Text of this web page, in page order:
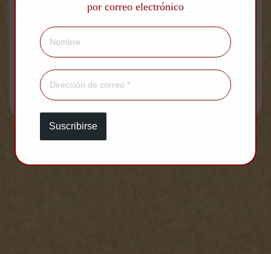
Biblioteca Digital Ciudad
Cuentos | Poemas | Minicuentos
Aforismos
|
Sobre el Arte de Narrar
por correo electrónico
Suscribirse